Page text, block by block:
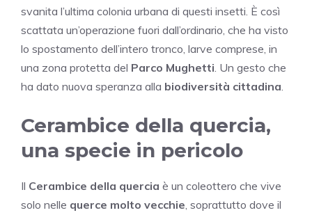
svanita l’ultima colonia urbana di questi insetti. È così
scattata un’operazione fuori dall’ordinario, che ha visto
lo spostamento dell’intero tronco, larve comprese, in
una zona protetta del Parco Mughetti . Un gesto che
ha dato nuova speranza alla biodiversità cittadina
Cerambice della quercia,
una specie in pericolo
Il Cerambice della quercia è un coleottero che vive
solo nelle querce molto vecchie , soprattutto dove il